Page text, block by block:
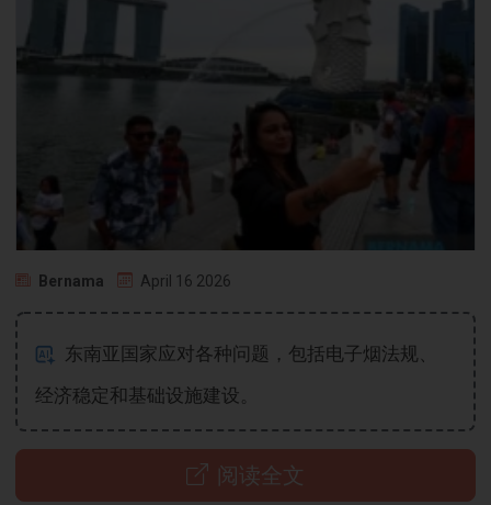
Bernama April 16 2026
东南亚国家应对各种问题，包括电子烟法规、
经济稳定和基础设施建设。
阅读全文